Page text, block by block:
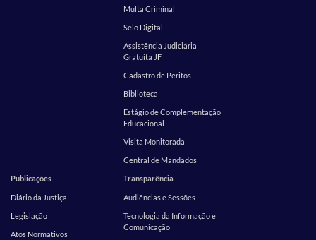
Multa Criminal
Selo Digital
Assistência Judiciária
Gratuita JF
Cadastro de Peritos
Biblioteca
Estágio de Complementação
Educacional
Visita Monitorada
Central de Mandados
Publicações
Diário da Justiça
Legislação
Atos Normativos
Transparência
Audiências e Sessões
Tecnologia da Informação e
Comunicação